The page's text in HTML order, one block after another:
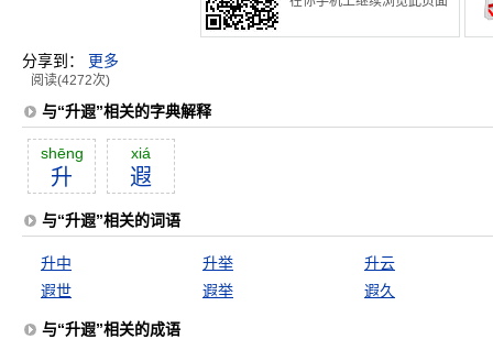
分享到： 更多
阅读(4272次)
与“升遐”相关的字典解释
shēng
升
xiá
遐
与“升遐”相关的词语
升中 升举
升云
遐世
遐举 遐久
与“升遐”相关的成语